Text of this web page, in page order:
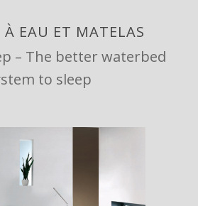
À EAU ET MATELAS
– The better waterbed
to sleep